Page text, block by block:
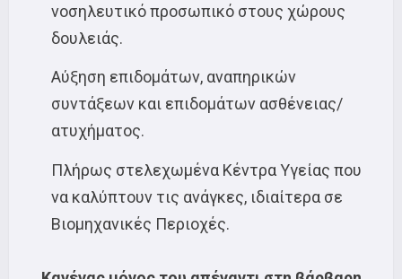
νοσηλευτικό προσωπικό στους χώρους
δουλειάς.
Αύξηση επιδομάτων, αναπηρικών
συντάξεων και επιδομάτων ασθένειας/
ατυχήματος.
Πλήρως στελεχωμένα Κέντρα Υγείας που
να καλύπτουν τις ανάγκες, ιδιαίτερα σε
Βιομηχανικές Περιοχές.